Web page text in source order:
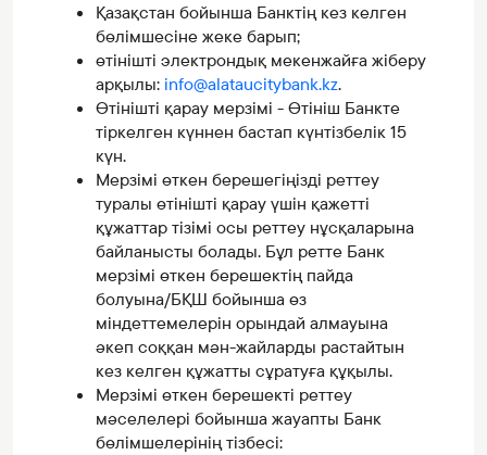
Қазақстан бойынша Банктің кез келген
бөлімшесіне жеке барып;
өтінішті электрондық мекенжайға жіберу
арқылы: info@alataucitybank.kz.
Өтінішті қарау мерзімі - Өтініш Банкте
тіркелген күннен бастап күнтізбелік 15
күн.
Мерзімі өткен берешегіңізді реттеу
туралы өтінішті қарау үшін қажетті
құжаттар тізімі осы реттеу нұсқаларына
байланысты болады. Бұл ретте Банк
мерзімі өткен берешектің пайда
болуына/БҚШ бойынша өз
міндеттемелерін орындай алмауына
әкеп соққан мән-жайларды растайтын
кез келген құжатты сұратуға құқылы.
Мерзімі өткен берешекті реттеу
мәселелері бойынша жауапты Банк
бөлімшелерінің тізбесі: